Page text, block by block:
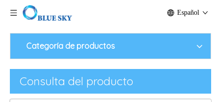
Español
Categoría de productos
Consulta del producto